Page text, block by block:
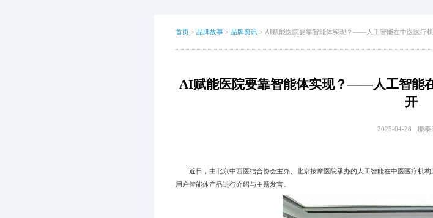
首页 > 品牌故事 > 品牌资讯 > AI赋能医院要靠智能体实现？——人工智能在中医医疗
AI赋能医院要靠智能体实现？——人工智能
开
2025-04-28 鹏泰
近日，由北京中西医结合协会主办、北京按摩医院承办的人工智能在中医医疗机构
用户智能体产品进行介绍与主题发言。